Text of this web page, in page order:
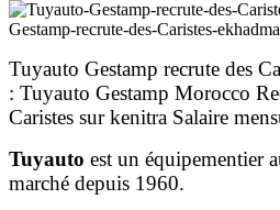
Gestamp-recrute-des-Caristes-
Tuyauto Gestamp recrute des
: Tuyauto Gestamp Morocco
Caristes sur kenitra Salaire
Tuyauto est un équipementier
marché depuis 1960.